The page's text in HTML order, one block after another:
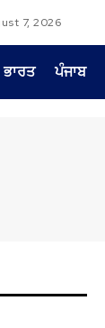
7, 2026
ਭਾਰਤ ਪੰਜਾਬ